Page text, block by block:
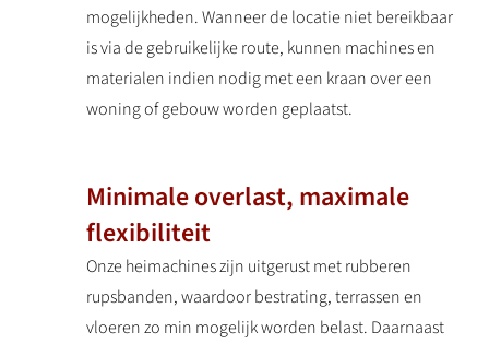
mogelijkheden. Wanneer de locatie niet bereikbaar
is via de gebruikelijke route, kunnen machines en
materialen indien nodig met een kraan over een
woning of gebouw worden geplaatst.
Minimale overlast, maximale
flexibiliteit
Onze heimachines zijn uitgerust met rubberen
rupsbanden, waardoor bestrating, terrassen en
vloeren zo min mogelijk worden belast. Daarnaast